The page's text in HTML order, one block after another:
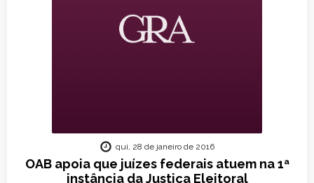
OAB apoia que juízes federais atuem na 1ª
instância da Justiça Eleitoral
qui, 28 de janeiro de 2016